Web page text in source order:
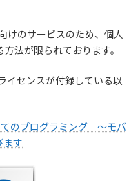
けのサービスのため、個人
法が限られております。
イセンスが付録している以
てのプログラミング ～モバ
ます